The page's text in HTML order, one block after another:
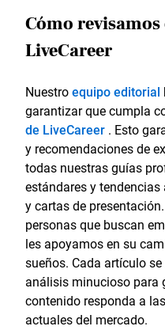
Cómo
LiveCareer
Nuestroequipo editorial
garantizar que cumpla
de LiveCareer . Esto
y recomendaciones de
todas nuestras guías
estándares y
y cartas de
personas que buscan
les apoyamos en su
sueños. Cada artículo
análisis minucioso para
contenido responda a
actuales del mercado.